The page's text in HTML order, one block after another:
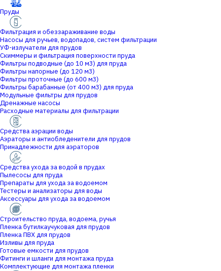
Пруды
Фильтрация и обеззараживание воды
Насосы для ручьев, водопадов, систем фильтрации
УФ-излучатели для прудов
Скиммеры и фильтрация поверхности пруда
Фильтры подводные (до 10 м3) для пруда
Фильтры напорные (до 120 м3)
Фильтры проточные (до 600 м3)
Фильтры барабанные (от 400 м3) для пруда
Модульные фильтры для прудов
Дренажные насосы
Расходные материалы для фильтрации
Средства аэрации воды
Аэраторы и антиобледенители для прудов
Принадлежности для аэраторов
Средства ухода за водой в прудах
Пылесосы для пруда
Препараты для ухода за водоемом
Тестеры и анализаторы для воды
Аксессуары для ухода за водоемом
Строительство пруда, водоема, ручья
Пленка бутилкаучуковая для прудов
Пленка ПВХ для прудов
Изливы для пруда
Готовые емкости для прудов
Фитинги и шланги для монтажа пруда
Комплектующие для монтажа пленки